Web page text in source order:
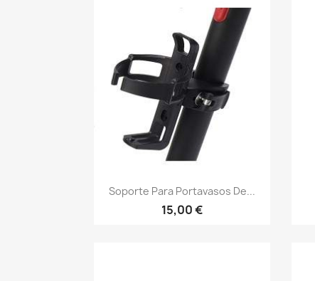
Vista rápida
Soporte Para Portavasos De...
15,00 €